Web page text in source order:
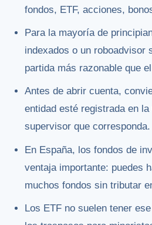
fondos, ETF, acciones,
Para la mayoría de
indexados o un roboadvisor
partida más razonable que
Antes de abrir cuenta,
entidad esté registrada en la
supervisor que corresponda.
En España, los fondos de
ventaja importante: puedes
muchos fondos sin tributar
Los ETF no suelen tener